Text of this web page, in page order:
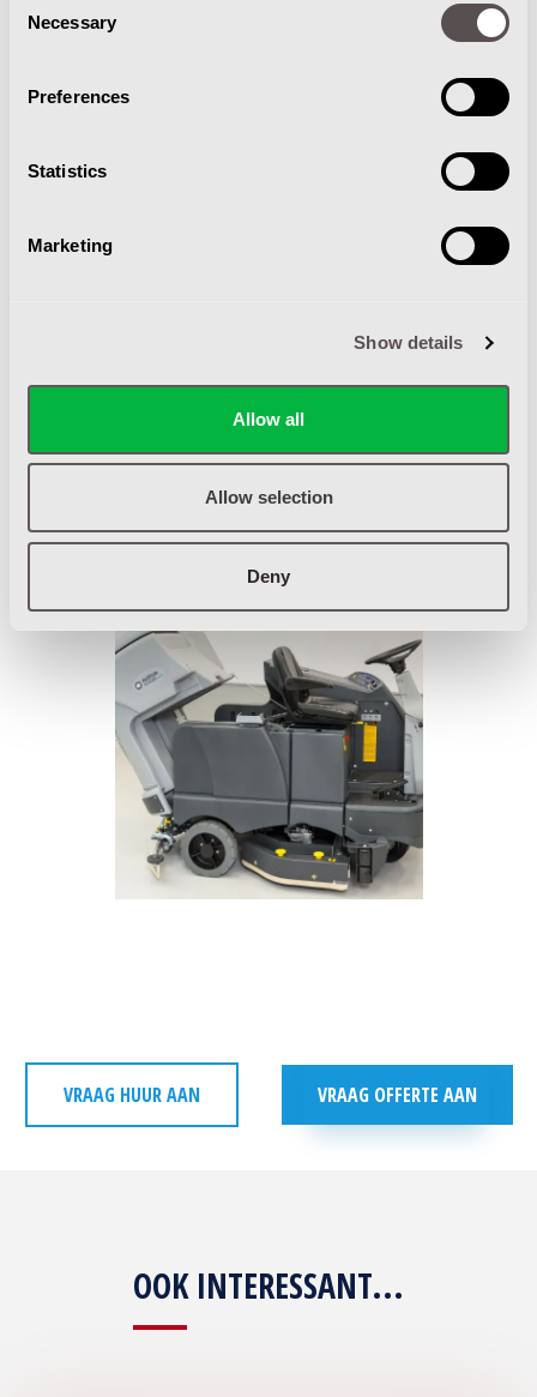
Selection
Necessary
Preferences
Statistics
Marketing
Show details
Allow all
Allow selection
Deny
De grote watertanks met een inhoud van 265 liter zijn
eenvoudig te vullen en eenvoudig te ledigen. De inhoud
van de schoonwatertank wordt op het display
de hoeveelheid. De gehele constructie van de
vuilwatertank is kantelbaar zodat de gebruiker met
gemak de laatste restjes vuil verwijdert uit de tank.
VRAAG HUUR AAN VRAAG OFFERTE AAN
OOK INTERESSANT...